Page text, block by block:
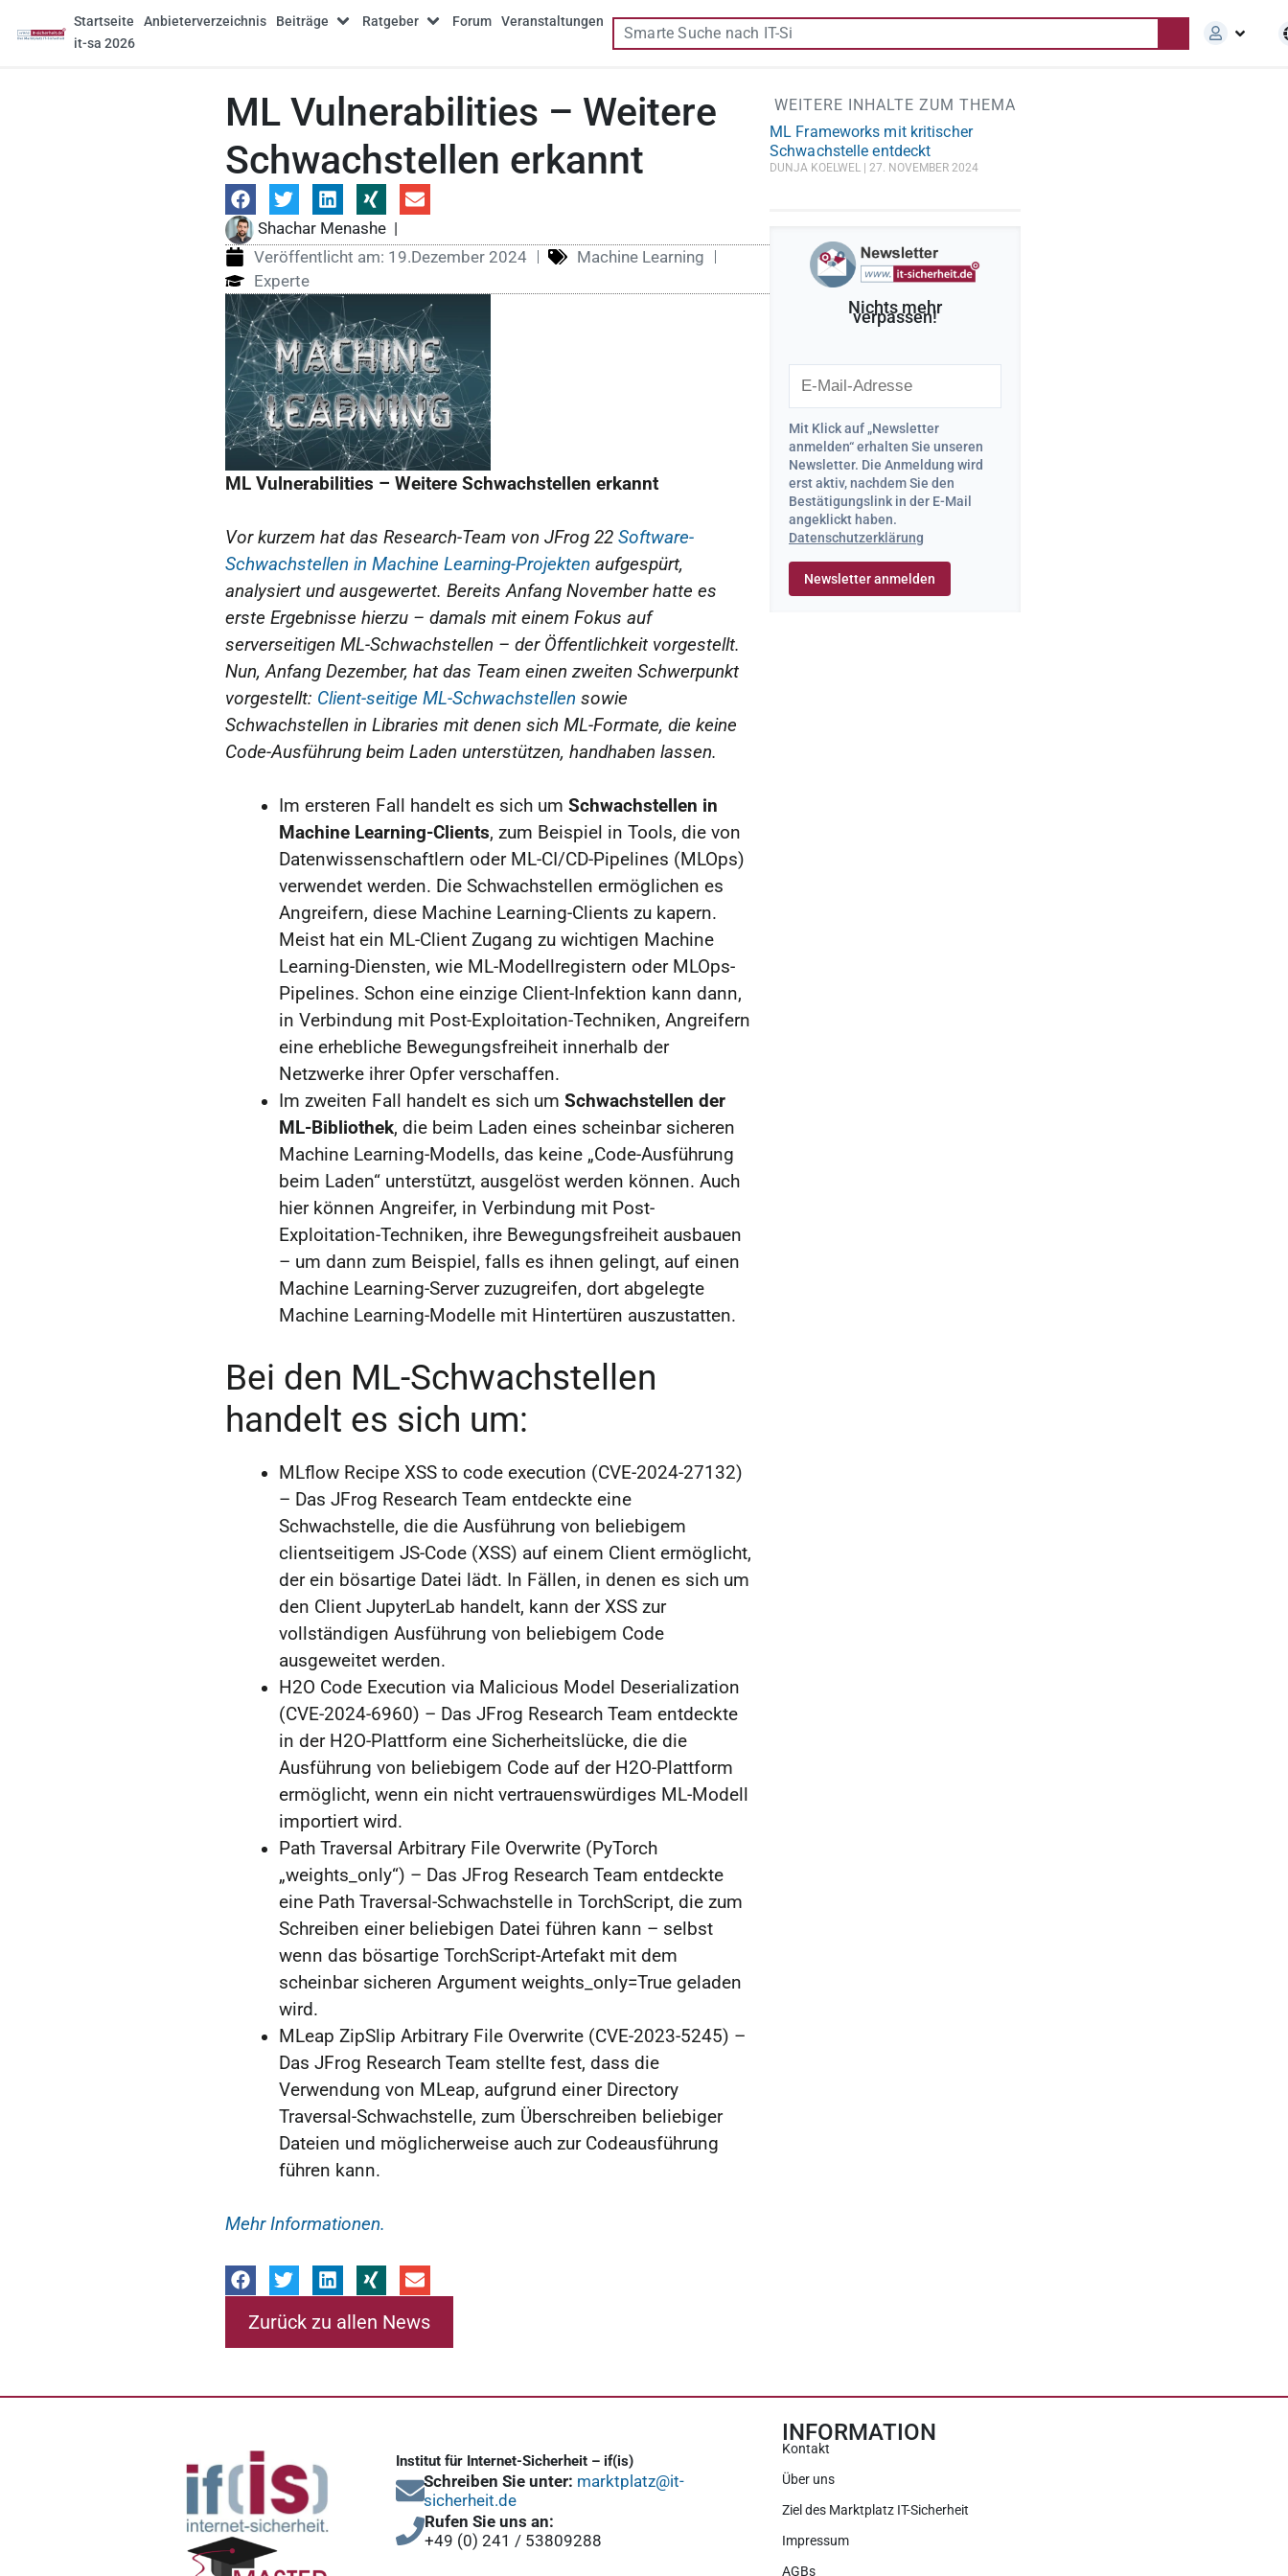
Startseite Anbieterverzeichnis Beiträge Ratgeber Forum
Veranstaltungen
it-sa 2026
ML Vulnerabilities – Weitere
Schwachstellen erkannt
Shachar Menashe |
Veröffentlicht am: 19.Dezember 2024
Machine Learning
Experte
ML Vulnerabilities – Weitere Schwachstellen erkannt
Vor kurzem hat das Research-Team von JFrog 22 Software-
Schwachstellen in Machine Learning-Projekten aufgespürt,
analysiert und ausgewertet. Bereits Anfang November hatte es
erste Ergebnisse hierzu – damals mit einem Fokus auf
serverseitigen ML-Schwachstellen – der Öffentlichkeit vorgestellt.
Nun, Anfang Dezember, hat das Team einen zweiten Schwerpunkt
vorgestellt: Client-seitige ML-Schwachstellen sowie
Schwachstellen in Libraries mit denen sich ML-Formate, die keine
Code-Ausführung beim Laden unterstützen, handhaben lassen.
Im ersteren Fall handelt es sich umSchwachstellen in
Machine Learning-Clients, zum Beispiel in Tools, die von
Datenwissenschaftlern oder ML-CI/CD-Pipelines (MLOps)
verwendet werden. Die Schwachstellen ermöglichen es
Angreifern, diese Machine Learning-Clients zu kapern.
Meist hat ein ML-Client Zugang zu wichtigen Machine
Learning-Diensten, wie ML-Modellregistern oder MLOps-
Pipelines. Schon eine einzige Client-Infektion kann dann,
in Verbindung mit Post-Exploitation-Techniken, Angreifern
eine erhebliche Bewegungsfreiheit innerhalb der
Netzwerke ihrer Opfer verschaffen.
Im zweiten Fall handelt es sich umSchwachstellen der
ML-Bibliothek, die beim Laden eines scheinbar sicheren
Machine Learning-Modells, das keine „Code-Ausführung
beim Laden“ unterstützt, ausgelöst werden können. Auch
hier können Angreifer, in Verbindung mit Post-
Exploitation-Techniken, ihre Bewegungsfreiheit ausbauen
– um dann zum Beispiel, falls es ihnen gelingt, auf einen
Machine Learning-Server zuzugreifen, dort abgelegte
Machine Learning-Modelle mit Hintertüren auszustatten.
Bei den ML-Schwachstellen
handelt es sich um:
MLflow Recipe XSS to code execution (CVE-2024-27132)
– Das JFrog Research Team entdeckte eine
Schwachstelle, die die Ausführung von beliebigem
clientseitigem JS-Code (XSS) auf einem Client ermöglicht,
der ein bösartige Datei lädt. In Fällen, in denen es sich um
den Client JupyterLab handelt, kann der XSS zur
vollständigen Ausführung von beliebigem Code
ausgeweitet werden.
H2O Code Execution via Malicious Model Deserialization
(CVE-2024-6960) – Das JFrog Research Team entdeckte
in der H2O-Plattform eine Sicherheitslücke, die die
Ausführung von beliebigem Code auf der H2O-Plattform
ermöglicht, wenn ein nicht vertrauenswürdiges ML-Modell
importiert wird.
Path Traversal Arbitrary File Overwrite (PyTorch
„weights_only“) – Das JFrog Research Team entdeckte
eine Path Traversal-Schwachstelle in TorchScript, die zum
Schreiben einer beliebigen Datei führen kann – selbst
wenn das bösartige TorchScript-Artefakt mit dem
scheinbar sicheren Argument weights_only=True geladen
wird.
MLeap ZipSlip Arbitrary File Overwrite (CVE-2023-5245) –
Das JFrog Research Team stellte fest, dass die
Verwendung von MLeap, aufgrund einer Directory
Traversal-Schwachstelle, zum Überschreiben beliebiger
Dateien und möglicherweise auch zur Codeausführung
führen kann.
Mehr Informationen.
Zurück zu allen News
WEITERE INHALTE ZUM THEMA
ML Frameworks mit kritischer
Schwachstelle entdeckt
DUNJA KOELWEL 27. NOVEMBER 2024
Nichts mehr
verpassen!
Mit Klick auf „Newsletter
anmelden“ erhalten Sie unseren
Newsletter. Die Anmeldung wird
erst aktiv, nachdem Sie den
Bestätigungslink in der E-Mail
angeklickt haben.
Datenschutzerklärung
Institut für Internet-Sicherheit – if(is)
Schreiben Sie unter: marktplatz@it-
sicherheit.de
Rufen Sie uns an:
+49 (0) 241 / 53809288
INFORMATION
Kontakt
Über uns
Ziel des Marktplatz IT-Sicherheit
Impressum
AGBs